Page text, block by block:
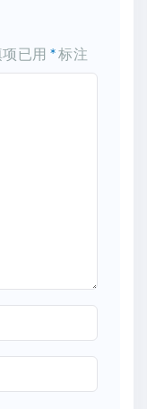
已用 *标注